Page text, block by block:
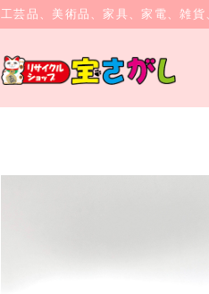
工芸品、美術品、家具、家電、雑